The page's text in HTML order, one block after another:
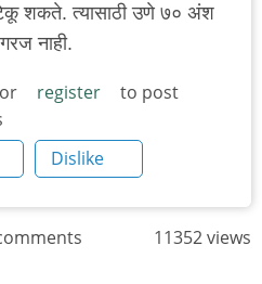
शकते. त्यासाठी उणे ७० अंश
नाही.
or register
to post
Dislike
11352 views